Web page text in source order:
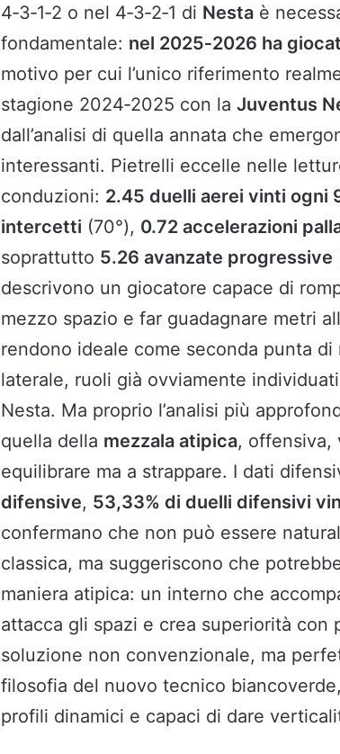
4‑3‑1‑2 o nel 4‑3‑2‑1 di Nesta è
fondamentale: nel 2025‑2026 ha
motivo per cui l’unico riferimento
stagione 2024‑2025 con la Juventus
dall’analisi di quella annata che
interessanti. Pietrelli eccelle nelle
conduzioni: 2.45 duelli aerei vinti ogni
intercetti (70°), 0.72 accelerazioni
soprattutto 5.26 avanzate progressive
descrivono un giocatore capace di
mezzo spazio e far guadagnare metri
rendono ideale come seconda punta
laterale, ruoli già ovviamente
Nesta. Ma proprio l’analisi più
quella della mezzala atipica, offensiva,
equilibrare ma a strappare. I dati
difensive, 53,33% di duelli difensivi
confermano che non può essere
classica, ma suggeriscono che
maniera atipica: un interno che
attacca gli spazi e crea superiorità con
soluzione non convenzionale, ma
filosofia del nuovo tecnico
profili dinamici e capaci di dare